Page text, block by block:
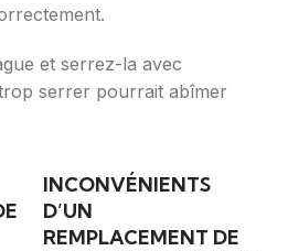
et serrez-la avec
serrer pourrait abîmer
INCONVÉNIENTS
D’UN
REMPLACEMENT DE